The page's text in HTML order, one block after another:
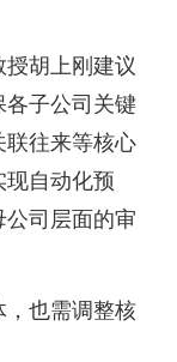
胡上刚建议
各子公司关键
联往来等核心
自动化预
司层面的审
，也需调整核